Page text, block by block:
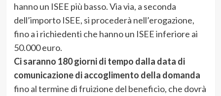
hanno un ISEE più basso. Via via, a seconda
dell’importo ISEE, si procederà nell’erogazione,
fino a i richiedenti che hanno un ISEE inferiore ai
50.000 euro.
Ci saranno 180 giorni di tempo dalla data di
comunicazione di accoglimento della domanda
fino al termine di fruizione del beneficio, che dovrà